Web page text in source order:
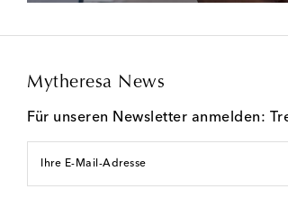
Mytheresa News
Für unseren Newsletter anmelden:
Ihre E-Mail-Adresse